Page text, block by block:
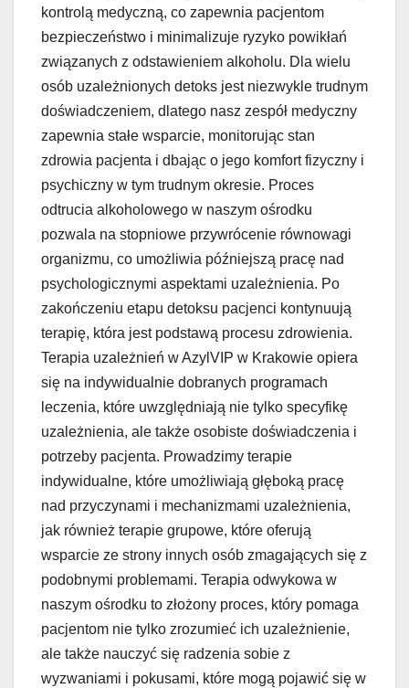
kontrolą medyczną, co zapewnia pacjentom
bezpieczeństwo i minimalizuje ryzyko powikłań
związanych z odstawieniem alkoholu. Dla wielu
osób uzależnionych detoks jest niezwykle trudnym
doświadczeniem, dlatego nasz zespół medyczny
zapewnia stałe wsparcie, monitorując stan
zdrowia pacjenta i dbając o jego komfort fizyczny i
psychiczny w tym trudnym okresie. Proces
odtrucia alkoholowego w naszym ośrodku
pozwala na stopniowe przywrócenie równowagi
organizmu, co umożliwia późniejszą pracę nad
psychologicznymi aspektami uzależnienia. Po
zakończeniu etapu detoksu pacjenci kontynuują
terapię, która jest podstawą procesu zdrowienia.
Terapia uzależnień w AzylVIP w Krakowie opiera
się na indywidualnie dobranych programach
leczenia, które uwzględniają nie tylko specyfikę
uzależnienia, ale także osobiste doświadczenia i
potrzeby pacjenta. Prowadzimy terapie
indywidualne, które umożliwiają głęboką pracę
nad przyczynami i mechanizmami uzależnienia,
jak również terapie grupowe, które oferują
wsparcie ze strony innych osób zmagających się z
podobnymi problemami. Terapia odwykowa w
naszym ośrodku to złożony proces, który pomaga
pacjentom nie tylko zrozumieć ich uzależnienie,
ale także nauczyć się radzenia sobie z
wyzwaniami i pokusami, które mogą pojawić się w